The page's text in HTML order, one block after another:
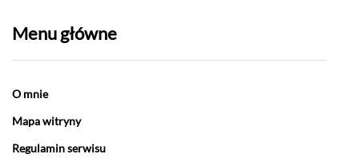
Menu główne
O mnie
Mapa witryny
Regulamin serwisu